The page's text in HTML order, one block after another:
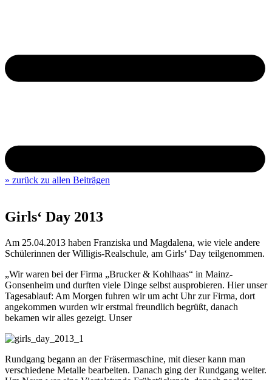
» zurück zu allen Beiträgen
Girls‘ Day 2013
Am 25.04.2013 haben Franziska und Magdalena, wie viele andere
Schülerinnen der Willigis-Realschule, am Girls‘ Day teilgenommen.
„Wir waren bei der Firma „Brucker & Kohlhaas“ in Mainz-
Gonsenheim und durften viele Dinge selbst ausprobieren. Hier unser
Tagesablauf: Am Morgen fuhren wir um acht Uhr zur Firma, dort
angekommen wurden wir erstmal freundlich begrüßt, danach
bekamen wir alles gezeigt. Unser
Rundgang begann an der Fräsermaschine, mit dieser kann man
verschiedene Metalle bearbeiten. Danach ging der Rundgang weiter.